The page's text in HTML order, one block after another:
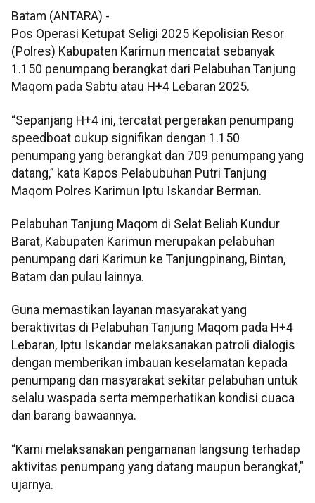
Batam (ANTARA) -
Pos Operasi Ketupat Seligi 2025 Kepolisian Resor
(Polres) Kabupaten Karimun mencatat sebanyak
1.150 penumpang berangkat dari Pelabuhan Tanjung
Maqom pada Sabtu atau H+4 Lebaran 2025.
“Sepanjang H+4 ini, tercatat pergerakan penumpang
speedboat cukup signifikan dengan 1.150
penumpang yang berangkat dan 709 penumpang yang
datang,” kata Kapos Pelabubuhan Putri Tanjung
Maqom Polres Karimun Iptu Iskandar Berman.
Pelabuhan Tanjung Maqom di Selat Beliah Kundur
Barat, Kabupaten Karimun merupakan pelabuhan
penumpang dari Karimun ke Tanjungpinang, Bintan,
Batam dan pulau lainnya.
Guna memastikan layanan masyarakat yang
beraktivitas di Pelabuhan Tanjung Maqom pada H+4
Lebaran, Iptu Iskandar melaksanakan patroli dialogis
dengan memberikan imbauan keselamatan kepada
penumpang dan masyarakat sekitar pelabuhan untuk
selalu waspada serta memperhatikan kondisi cuaca
dan barang bawaannya.
“Kami melaksanakan pengamanan langsung terhadap
aktivitas penumpang yang datang maupun berangkat,”
ujarnya.